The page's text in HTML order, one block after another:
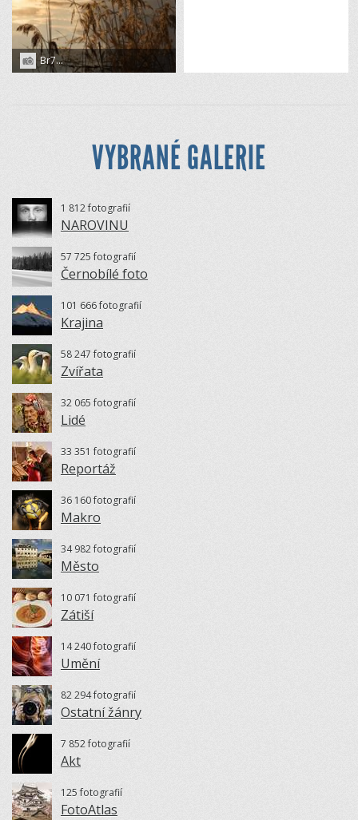
Br7...
VYBRANÉ GALERIE
1 812 fotografií
NAROVINU
57 725 fotografií
Černobílé foto
101 666 fotografií
Krajina
58 247 fotografií
Zvířata
32 065 fotografií
Lidé
33 351 fotografií
Reportáž
36 160 fotografií
Makro
34 982 fotografií
Město
10 071 fotografií
Zátiší
14 240 fotografií
Umění
82 294 fotografií
Ostatní žánry
7 852 fotografií
Akt
125 fotografií
FotoAtlas